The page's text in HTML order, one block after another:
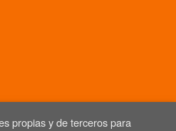
propias y de terceros para